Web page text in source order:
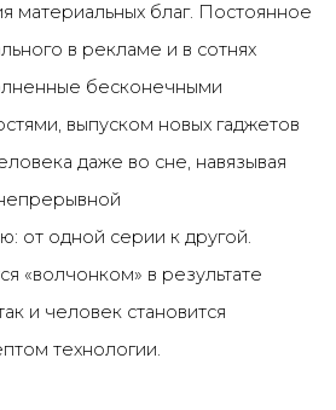
материальных благ. Постоянное
в рекламе и в сотнях
бесконечными
выпуском новых гаджетов
даже во сне, навязывая
от одной серии к другой.
«волчонком» в результате
и человек становится
технологии.